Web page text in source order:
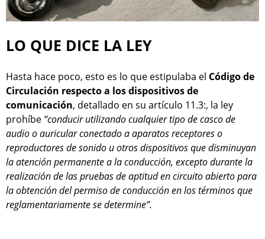
LO QUE DICE LA LEY
Hasta hace poco, esto es lo que estipulaba el Código de
Circulación respecto a los dispositivos de
comunicación, detallado en su artículo 11.3:, la ley
prohíbe “conducir utilizando cualquier tipo de casco de
audio o auricular conectado a aparatos receptores o
reproductores de sonido u otros dispositivos que disminuyan
la atención permanente a la conducción, excepto durante la
realización de las pruebas de aptitud en circuito abierto para
la obtención del permiso de conducción en los términos que
reglamentariamente se determine”.